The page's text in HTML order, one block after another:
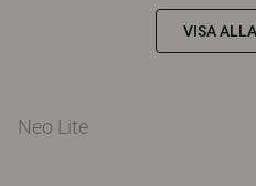
VISA
Neo Lite